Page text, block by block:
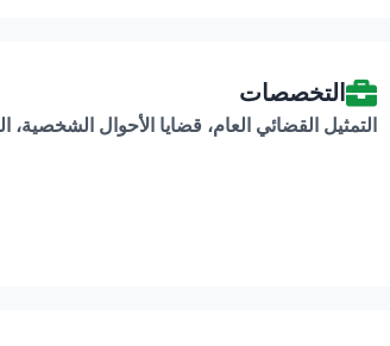
التخصصات
التمثيل القضائي العام، قضايا الأحوال الشخصية،